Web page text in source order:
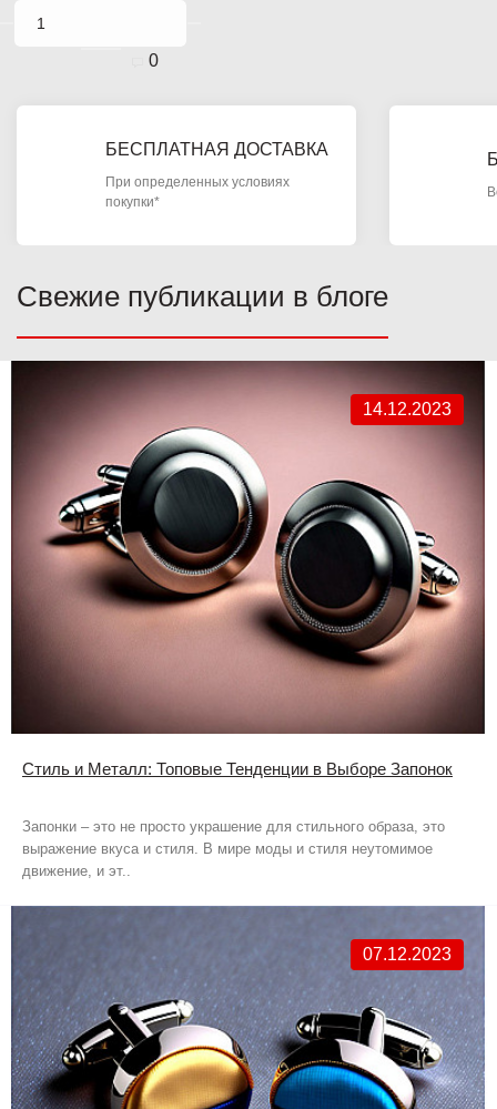
0
БЕСПЛАТНАЯ ДОСТАВКА
При определенных условиях
покупки*
Свежие публикации в блоге
14.12.2023
Стиль и Металл: Топовые Тенденции в Выборе Запонок
Запонки – это не просто украшение для стильного образа, это
выражение вкуса и стиля. В мире моды и стиля неутомимое
движение, и эт..
07.12.2023